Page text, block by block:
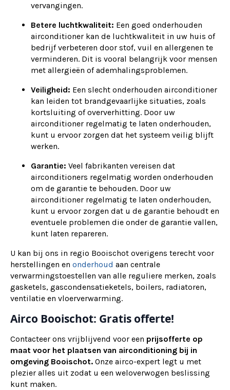
vervangingen.
Betere luchtkwaliteit: Een goed onderhouden
airconditioner kan de luchtkwaliteit in uw huis of
bedrijf verbeteren door stof, vuil en allergenen te
verminderen. Dit is vooral belangrijk voor mensen
met allergieën of ademhalingsproblemen.
Veiligheid: Een slecht onderhouden airconditioner
kan leiden tot brandgevaarlijke situaties, zoals
kortsluiting of oververhitting. Door uw
airconditioner regelmatig te laten onderhouden,
kunt u ervoor zorgen dat het systeem veilig blijft
werken.
Garantie: Veel fabrikanten vereisen dat
airconditioners regelmatig worden onderhouden
om de garantie te behouden. Door uw
airconditioner regelmatig te laten onderhouden,
kunt u ervoor zorgen dat u de garantie behoudt en
eventuele problemen die onder de garantie vallen,
kunt laten repareren.
U kan bij ons in regio Booischot overigens terecht voor
herstellingen en onderhoud aan centrale
verwarmingstoestellen van alle reguliere merken, zoals
gasketels, gascondensatieketels, boilers, radiatoren,
ventilatie en vloerverwarming.
Airco Booischot: Gratis offerte!
Contacteer ons vrijblijvend voor een prijsofferte op
maat voor het plaatsen van airconditioning bij in
omgeving Booischot. Onze airco-expert legt u met
plezier alles uit zodat u een weloverwogen beslissing
kunt maken.